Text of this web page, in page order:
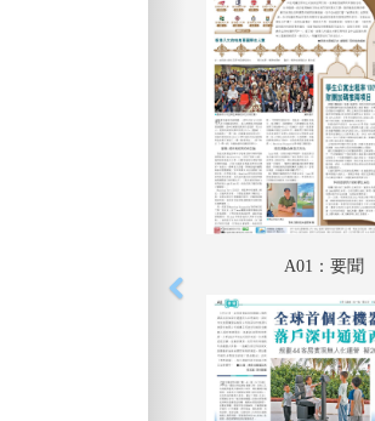
A01：要聞